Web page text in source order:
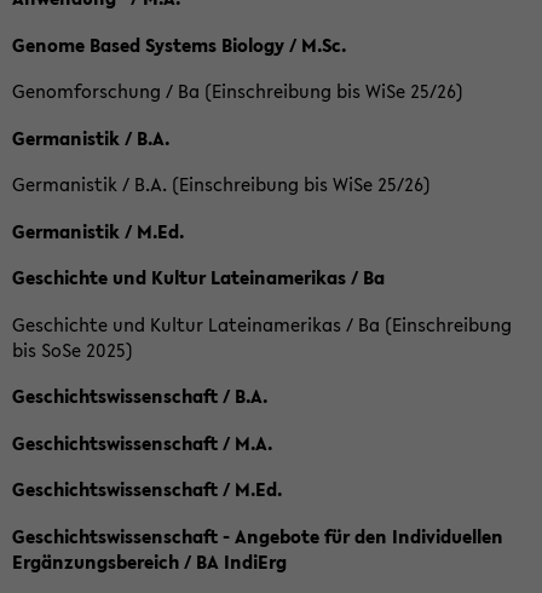
Genome Based Systems Biology / M.Sc.
Genomforschung / Ba (Einschreibung bis WiSe 25/26)
Germanistik / B.A.
Germanistik / B.A. (Einschreibung bis WiSe 25/26)
Germanistik / M.Ed.
Geschichte und Kultur Lateinamerikas / Ba
Geschichte und Kultur Lateinamerikas / Ba (Einschreibung
bis SoSe 2025)
Geschichtswissenschaft / B.A.
Geschichtswissenschaft / M.A.
Geschichtswissenschaft / M.Ed.
Geschichtswissenschaft - Angebote für den Individuellen
Ergänzungsbereich / BA IndiErg